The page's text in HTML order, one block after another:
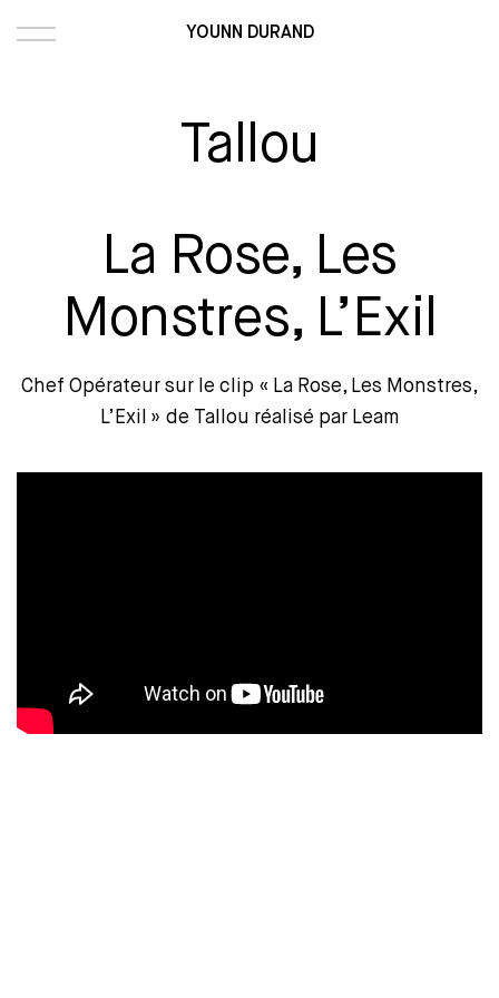
YOUNN DURAND
Tallou
La Rose, Les
Monstres, L’Exil
Chef Opérateur sur le clip « La Rose, Les Monstres,
L’Exil » de Tallou réalisé par Leam